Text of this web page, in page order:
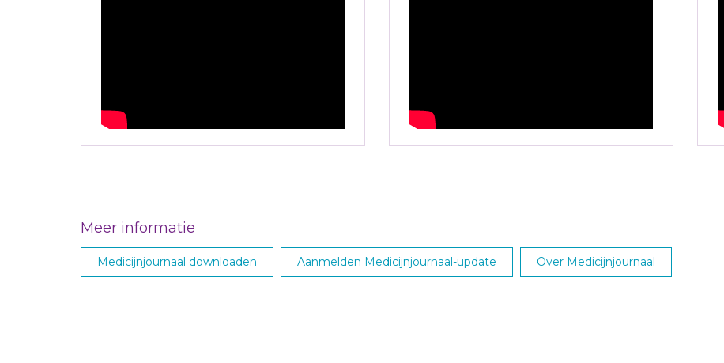
Meer informatie
Medicijnjournaal downloaden Aanmelden Medicijnjournaal-update Over Medicijnjournaal